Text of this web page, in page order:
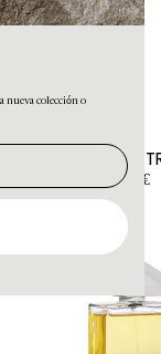
245 €
nueva colección o